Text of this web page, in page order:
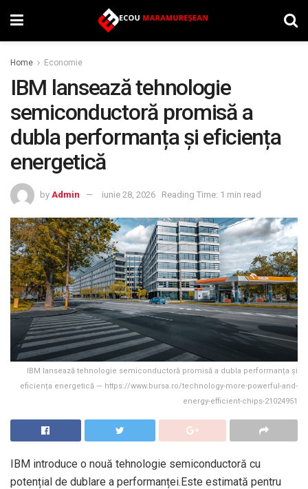
Home Economie
IBM lansează tehnologie
semiconductoră promisă a
dubla performanța și eficiența
energetică
by Admin iunie 28, 2026 Reading Time: 1 min read
IBM lansează tehnologie semiconductoră promisă a dubla performanța și
eficiența energetică — https://www.bursa.ro/technology-more-powerful-and-
energy-efficient-chips-21024951
IBM introduce o nouă tehnologie semiconductoră cu
potențial de dublare a performanței.Este estimată pentru